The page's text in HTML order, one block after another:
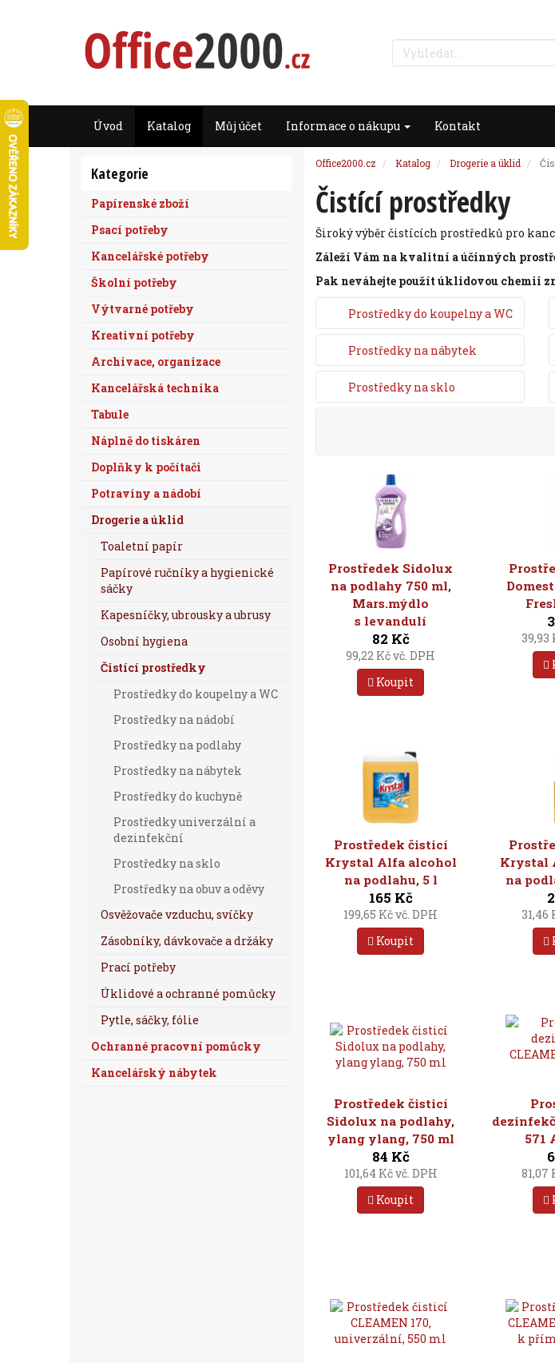
Úvod Katalog Můj účet Informace o nákupu Kontakt
Office2000.cz Katalog Drogerie a úklid
Čistící prostředky
Široký výběr čistících prostředků pro
Záleží Vám na kvalitní a účinných
Pak neváhejte použít úklidovou chemii
Prostředky do koupelny a WC
Prostředky na nábytek
Prostředky na sklo
Prostředek Sidolux
na podlahy 750 ml,
Mars.mýdlo
s levandulí
82 Kč
99,22 Kč vč. DPH
Koupit
39,93
Prostředek čisticí
Krystal Alfa alcohol
na podlahu, 5 l
165 Kč
199,65 Kč vč. DPH
Koupit
Krystal
na
31,46
Prostředek čisticí
Sidolux na podlahy,
ylang ylang, 750 ml
84 Kč
101,64 Kč vč. DPH
Koupit
571
81,07
Kategorie
Papírenské zboží
Psací potřeby
Kancelářské potřeby
Školní potřeby
Výtvarné potřeby
Kreativní potřeby
Archivace, organizace
Kancelářská technika
Tabule
Náplně do tiskáren
Doplňky k počítači
Potraviny a nádobí
Drogerie a úklid
Toaletní papír
Papírové ručníky a hygienické
sáčky
Kapesníčky, ubrousky a ubrusy
Osobní hygiena
Čistící prostředky
Prostředky do koupelny a WC
Prostředky na nádobí
Prostředky na podlahy
Prostředky na nábytek
Prostředky do kuchyně
Prostředky univerzální a
dezinfekční
Prostředky na sklo
Prostředky na obuv a oděvy
Osvěžovače vzduchu, svíčky
Zásobníky, dávkovače a držáky
Prací potřeby
Úklidové a ochranné pomůcky
Pytle, sáčky, fólie
Ochranné pracovní pomůcky
Kancelářský nábytek